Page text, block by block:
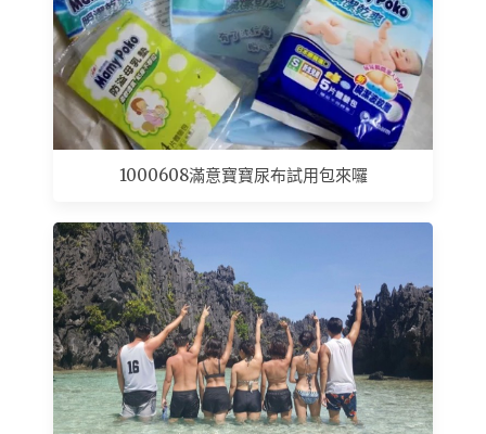
1000608滿意寶寶尿布試用包來囉